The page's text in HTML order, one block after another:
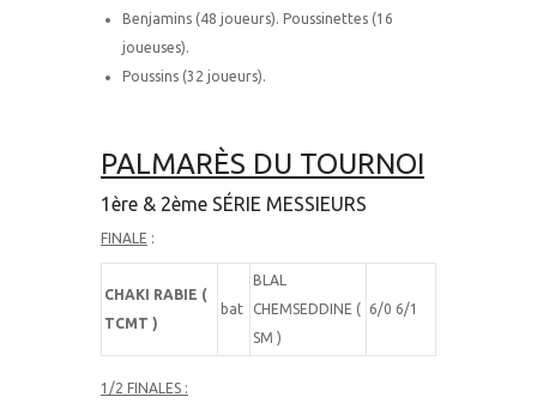
Benjamins (48 joueurs). Poussinettes (16
joueuses).
Poussins (32 joueurs).
PALMARÈS DU TOURNOI
1ère & 2ème SÉRIE MESSIEURS
FINALE :
CHAKI RABIE (
TCMT )
bat
BLAL
CHEMSEDDINE (
SM )
6/0 6/1
1/2 FINALES :